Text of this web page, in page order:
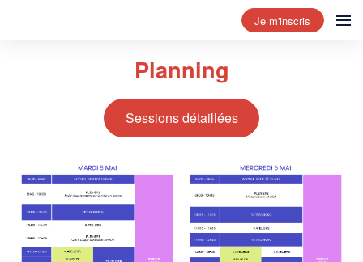
Je m'inscris
Planning
Sessions détaillées